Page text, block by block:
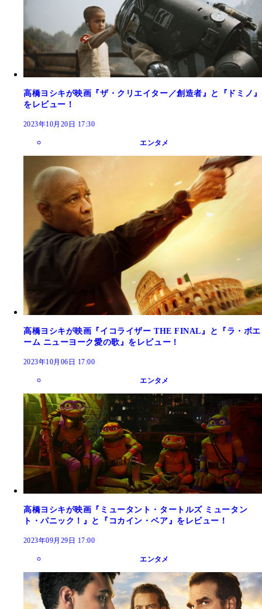
高橋ヨシキが映画『ザ・クリエイター／創造者』と『ドミノ』
をレビュー！
2023年10月20日 17:30
エンタメ
高橋ヨシキが映画『イコライザー THE FINAL』と『ラ・ボエ
ーム ニューヨーク愛の歌』をレビュー！
2023年10月06日 17:00
エンタメ
高橋ヨシキが映画『ミュータント・タートルズ ミュータン
ト・パニック！』と『コカイン・ベア』をレビュー！
2023年09月29日 17:00
エンタメ